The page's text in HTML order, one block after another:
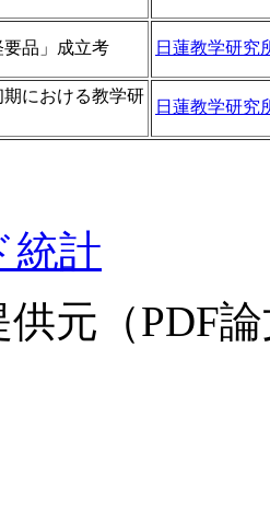
要品」成立考 日蓮教学研究
における教学研
日蓮教学研究
統計
元（PDF